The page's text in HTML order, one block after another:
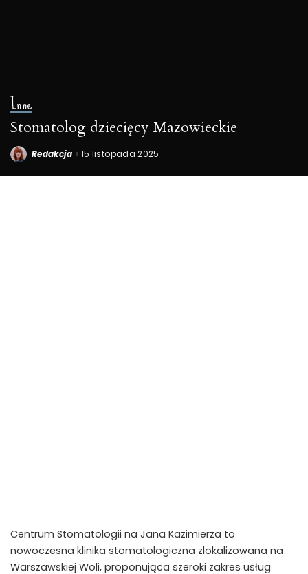
Inne
Stomatolog dziecięcy Mazowieckie
Posted
Redakcja 15 listopada 2025
Centrum Stomatologii na Jana Kazimierza to
nowoczesna klinika stomatologiczna zlokalizowana na
Warszawskiej Woli, proponująca szeroki zakres usług